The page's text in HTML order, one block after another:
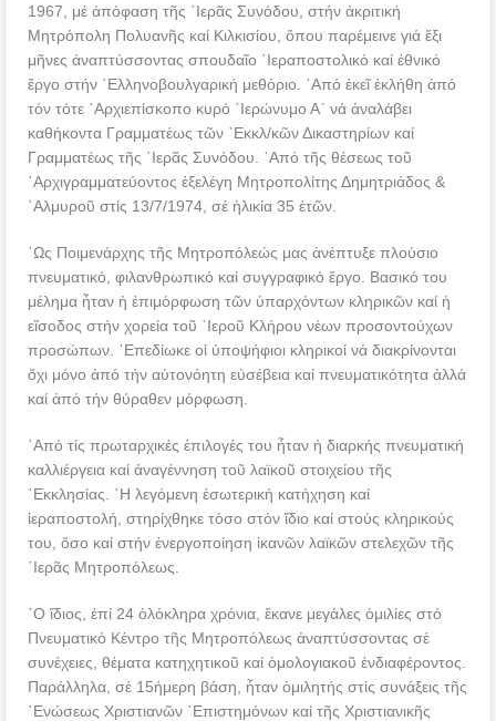
1967, μέ ἀπόφαση τῆς ῾Ιερᾶς Συνόδου, στήν ἀκριτική
Μητρόπολη Πολυανῆς καί Κιλκισίου, ὅπου παρέμεινε γιά ἕξι
μῆνες ἀναπτύσσοντας σπουδαῖο ῾Ιεραποστολικό καί ἐθνικό
ἔργο στήν ῾Ελληνοβουλγαρική μεθόριο. ᾿Από ἐκεῖ ἐκλήθη ἀπό
τόν τότε ᾿Αρχιεπίσκοπο κυρό ῾Ιερώνυμο Α´ νά ἀναλάβει
καθήκοντα Γραμματέως τῶν ᾿Εκκλ/κῶν Δικαστηρίων καί
Γραμματέως τῆς ῾Ιερᾶς Συνόδου. ᾿Από τῆς θέσεως τοῦ
᾿Αρχιγραμματεύοντος ἐξελέγη Μητροπολίτης Δημητριάδος &
῾Αλμυροῦ στίς 13/7/1974, σέ ἡλικία 35 ἐτῶν.
῾Ως Ποιμενάρχης τῆς Μητροπόλεώς μας ἀνέπτυξε πλούσιο
πνευματικό, φιλανθρωπικό καί συγγραφικό ἔργο. Βασικό του
μέλημα ἦταν ἡ ἐπιμόρφωση τῶν ὑπαρχόντων κληρικῶν καί ἡ
εἴσοδος στήν χορεία τοῦ ῾Ιεροῦ Κλήρου νέων προσοντούχων
προσώπων. ᾿Επεδίωκε οἱ ὑποψήφιοι κληρικοί νά διακρίνονται
ὄχι μόνο ἀπό τήν αὐτονόητη εὐσέβεια καί πνευματικότητα ἀλλά
καί ἀπό τήν θύραθεν μόρφωση.
᾿Από τίς πρωταρχικές ἐπιλογές του ἦταν ἡ διαρκής πνευματική
καλλιέργεια καί ἀναγέννηση τοῦ λαϊκοῦ στοιχείου τῆς
᾿Εκκλησίας. ῾Η λεγόμενη ἐσωτερική κατήχηση καί
ἱεραποστολή, στηρίχθηκε τόσο στόν ἴδιο καί στούς κληρικούς
του, ὅσο καί στήν ἐνεργοποίηση ἱκανῶν λαϊκῶν στελεχῶν τῆς
῾Ιερᾶς Μητροπόλεως.
῾Ο ἴδιος, ἐπί 24 ὁλόκληρα χρόνια, ἔκανε μεγάλες ὁμιλίες στό
Πνευματικό Κέντρο τῆς Μητροπόλεως ἀναπτύσσοντας σέ
συνέχειες, θέματα κατηχητικοῦ καί ὁμολογιακοῦ ἐνδιαφέροντος.
Παράλληλα, σέ 15ήμερη βάση, ἦταν ὁμιλητής στίς συνάξεις τῆς
῾Ενώσεως Χριστιανῶν ᾿Επιστημόνων καί τῆς Χριστιανικῆς